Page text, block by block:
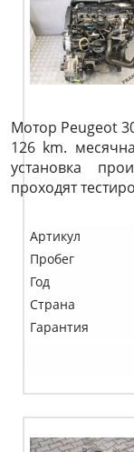
Мотор Peugeot
126 km.
установка
проходят
Артикул
Пробег
Год
Страна
Гарантия